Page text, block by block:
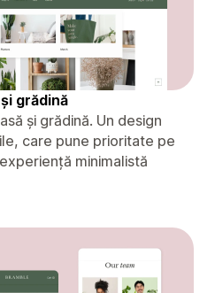
grădină
și grădină. Un design
care pune prioritate pe
minimalistă